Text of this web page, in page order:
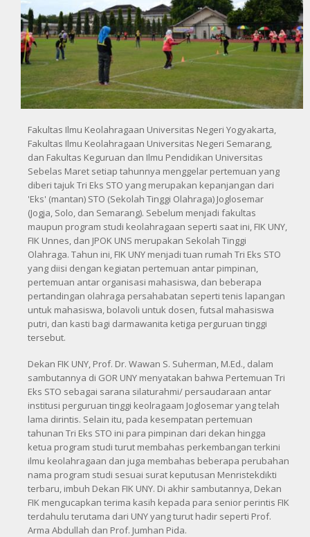
Fakultas Ilmu Keolahragaan Universitas Negeri Yogyakarta,
Fakultas Ilmu Keolahragaan Universitas Negeri Semarang,
dan Fakultas Keguruan dan Ilmu Pendidikan Universitas
Sebelas Maret setiap tahunnya menggelar pertemuan yang
diberi tajuk Tri Eks STO yang merupakan kepanjangan dari
'Eks' (mantan) STO (Sekolah Tinggi Olahraga) Joglosemar
(Jogja, Solo, dan Semarang). Sebelum menjadi fakultas
maupun program studi keolahragaan seperti saat ini, FIK UNY,
FIK Unnes, dan JPOK UNS merupakan Sekolah Tinggi
Olahraga. Tahun ini, FIK UNY menjadi tuan rumah Tri Eks STO
yang diisi dengan kegiatan pertemuan antar pimpinan,
pertemuan antar organisasi mahasiswa, dan beberapa
pertandingan olahraga persahabatan seperti tenis lapangan
untuk mahasiswa, bolavoli untuk dosen, futsal mahasiswa
putri, dan kasti bagi darmawanita ketiga perguruan tinggi
tersebut.
Dekan FIK UNY, Prof. Dr. Wawan S. Suherman, M.Ed., dalam
sambutannya di GOR UNY menyatakan bahwa Pertemuan Tri
Eks STO sebagai sarana silaturahmi/ persaudaraan antar
institusi perguruan tinggi keolragaam Joglosemar yang telah
lama dirintis. Selain itu, pada kesempatan pertemuan
tahunan Tri Eks STO ini para pimpinan dari dekan hingga
ketua program studi turut membahas perkembangan terkini
ilmu keolahragaan dan juga membahas beberapa perubahan
nama program studi sesuai surat keputusan Menristekdikti
terbaru, imbuh Dekan FIK UNY. Di akhir sambutannya, Dekan
FIK mengucapkan terima kasih kepada para senior perintis FIK
terdahulu terutama dari UNY yang turut hadir seperti Prof.
Arma Abdullah dan Prof. Jumhan Pida.